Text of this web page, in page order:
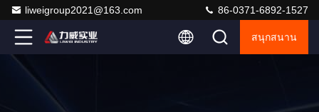
liweigroup2021@163.com 86-0371-6892-1527
สนุกสนาน